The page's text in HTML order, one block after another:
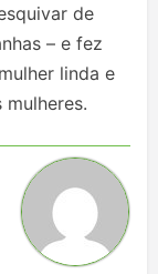
de
– e fez
linda e